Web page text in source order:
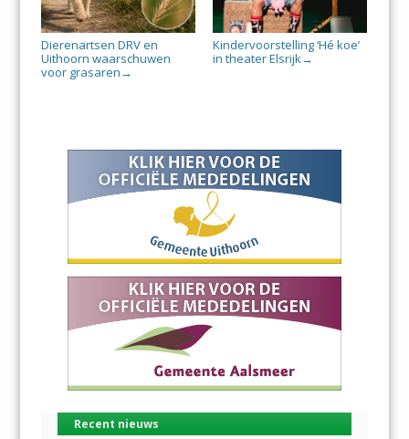
Dierenartsen DRV en
Uithoorn waarschuwen
voor grasaren →
Kindervoorstelling ‘Hé koe’
in theater Elsrijk→
Recent nieuws